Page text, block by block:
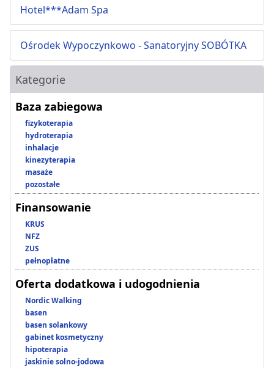
Hotel***Adam Spa
Ośrodek Wypoczynkowo - Sanatoryjny SOBÓTKA
Kategorie
Baza zabiegowa
fizykoterapia
hydroterapia
inhalacje
kinezyterapia
masaże
pozostałe
Finansowanie
KRUS
NFZ
ZUS
pełnopłatne
Oferta dodatkowa i udogodnienia
Nordic Walking
basen
basen solankowy
gabinet kosmetyczny
hipoterapia
jaskinie solno-jodowa